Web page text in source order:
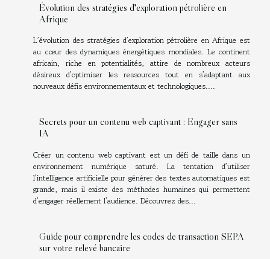
Évolution des stratégies d'exploration pétrolière en
Afrique
L’évolution des stratégies d’exploration pétrolière en Afrique est
au cœur des dynamiques énergétiques mondiales. Le continent
africain, riche en potentialités, attire de nombreux acteurs
désireux d’optimiser les ressources tout en s’adaptant aux
nouveaux défis environnementaux et technologiques....
Secrets pour un contenu web captivant : Engager sans
IA
Créer un contenu web captivant est un défi de taille dans un
environnement numérique saturé. La tentation d’utiliser
l’intelligence artificielle pour générer des textes automatiques est
grande, mais il existe des méthodes humaines qui permettent
d’engager réellement l’audience. Découvrez des...
Guide pour comprendre les codes de transaction SEPA
sur votre relevé bancaire